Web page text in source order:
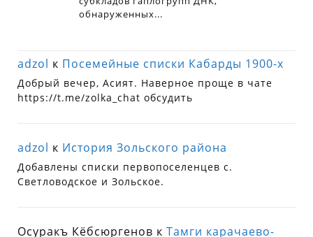
adzol к Посемейные списки Кабарды 1900-х
Добрый вечер, Асият. Наверное проще в чате
https://t.me/zolka_chat обсудить
adzol к История Зольского района
Добавлены списки первопоселенцев с.
Светловодское и Зольское.
Осуракъ Кёбсюргенов кТамги карачаево-